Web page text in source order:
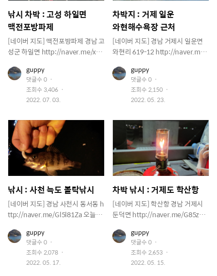
합니다. 음악듣고 tv 보고 날이 어두
워지니 다리 조명이 켜지네요 이뻐
요~ 한참을 다리멍하기 점점 바람이
불기 시작하고 비도 내리네요 바람
도 점점 많이 불기 시작하고 비도 많
이 내려서 철수합니다. 집에도착해
서 TV 뉴스를 보니 차박했던 지역이
침수지대라 대피하라 했다네요 ㅋ
태로 여유를 즐깁니다. 낚시대는 그
냥 펴놨어요 ㅋㅋ 바람이 산들산들
불어 옵니다. 하늘엔 구름한점 없네
요 이데로 시간이 멈췄으면 하는 바
램입니다. 휴가는 항상 빨리 지나가
네요 ㅠㅠ 밤이 되고 낚시를 시작해
봅니다. 집어등 켜놓은 곳에 뭔가가
지나 다니네요 자세히보니 갈치입
니다. 아니 풀치네요 너무 작아요 ㅋ
아직까진 2지가 안될거 같네요 9월
이 되어야 먹을수 있는 사이즈가 ㅋ
ㅋ 낮에 잡은 숭어 3마리중 한마리
는 회떠먹고 두마리는 크게 쓸어 놓
고 튀김을 만들어 봅니다. 회로 먹는
거 보다 튀김으로도 더 맛나네요 고
소하니 애들도 잘 먹습니다. 풀치 몇
마리는 구이로 먹고 몇마리는 갈치
국으로 먹네요 아직 풀치는 먹을 사
이즈는 아닌거 같아요 9월부터 본격
적으로 풀치낚시 시작 입니다. 이제
마지막 8월 휴가가 끝이 나네요 휴
가의 마지막은 아쉬움만 남습니다.
다시 일상으로 복귀 합니다.
낚시 차박 : 고성 하일면
맥전포방파제
[네이버 지도] 맥전포방파제 경남 고
성군 하일면 http://naver.me/x8T
하러 왔습니다. 낚시는 시간이 없어
서 못할거 같고 주변 사진 몇장 찍어
보고 조사님들 조과가 있나도 보구
요 ㅋㅋ 포인트는 여기서부터 방파
네요 흰등대까지 가셔서 하시는 분
들도 있는데 굳이 멀리 갈 필요도 없
어요 절반정도 왔는데 머네요 ㅋㅋ
외항쪽은 테트라라서 위험해서 고
수분들 아니면 비추입니다. 내항으
는 여기까지 올수 있고 주차를 줄서
서 하시면 됩니다. 요기서 차박을 하
시는 분들 몇분 보이네요 반대편 빨
이동하는데 좀 걸리네요 이쪽은 방
파제가 테크로 되어 있어서 텐트치
기가 좋습니다. 건너편 흰등대쪽입
니다. 건너편에서 봐도 멀어 보입니
유
저
guppy
댓글수0
조회수 3,406
작
일
2022. 07. 03.
차박지 : 거제 일운
와현해수욕장 근처
[네이버 지도] 경남 거제시 일운면
와현리 619-12 http://naver.me/
수 있는곳 그리고 해수욕은 덤으로
낚시도 가능합니다 조과는 그닥 주
변에 애깅으로 오징어 꾼들만 보이
내요 호텔 앞입니다. 투숙하면 객실
이죠 부럽네요 저기 화장실입니다.
해수욕장 문열면 샤워장이 가동 되
겠죠 배와 배 사이에 문어나 갑오징
어가 살겠네요 건너편에 펜션에서
도 뷰가 좋을수 밖에 없네요 주차장
이 많네요 아직 개장은 안했지만 아
직 춥습니다 그러니 무료죠 낚시의
흔적들 잡힐려나요 밑밥 흔적들 야
을듯 유람선 탈려고 사람들이 와서
주차했다가 다들 갔어요 한산하네
요 시간이 지나니 추워져서 사람들
이 사라졌어요 한 여름에나 개장전
유
저
guppy
댓글수0
조회수2,150
작
일
2022. 05. 23.
낚시 : 사천 늑도 볼락낚시
[네이버 지도] 경남 사천시 동서동 h
ttp://naver.me/Gl5l81Za 오늘은
인 늑도에 짬낚 나왔습니다 만조시
간 앞뒤로 2시간 아주 좋은 물때엔
던지면 물어 줍니다. 루어는 역시 간
편합니다 그리고 배신하지 않죠 세
유
저
guppy
댓글수0
조회수 2,078
작
2022. 05. 17.
차박 낚시 : 거제도 학산항
[네이버 지도] 학산항 경남 거제시
둔덕면 http://naver.me/G85zBr
데 입구 열어 놨다고 해서 학산항 해
질녁 참고 해질녁 보러 왔는데 이상
하게 날씨가 별로네요 해도 안보이
고 구름도 많고 바람도 많이 불어요
유
저
guppy
댓글수0
조회수 2,653
작
2022. 05. 15.